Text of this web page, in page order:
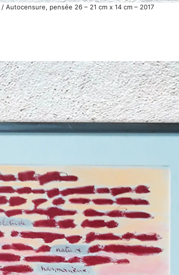
/ Autocensure, pensée 26 – 21 cm x 14 cm – 2017